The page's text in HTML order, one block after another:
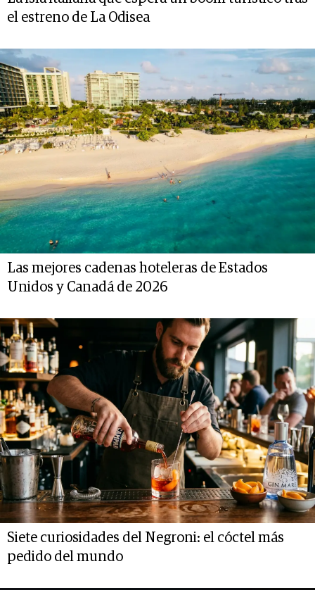
el estreno de La Odisea
Las mejores cadenas hoteleras de Estados
Unidos y Canadá de 2026
Siete curiosidades del Negroni: el cóctel más
pedido del mundo